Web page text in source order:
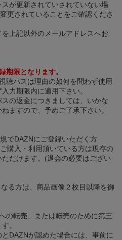
が更新されていされていない場
更されていることをご確認くださ
上記以外のメールアドレスへお
期限となります。
聴パスは理由の如何を問わず使用
力期限内に適用下さい。
の返金につきましては、いかな
ますので、予めご了承下さい。
でDAZNにご登録いただく方
購入・利用頂いている方は現存の
だけます。(退会の必要はござい
る方は、商品画像２枚目以降を御
の転売、または転売のために第三
。
DAZNが認めた場合には、事前に